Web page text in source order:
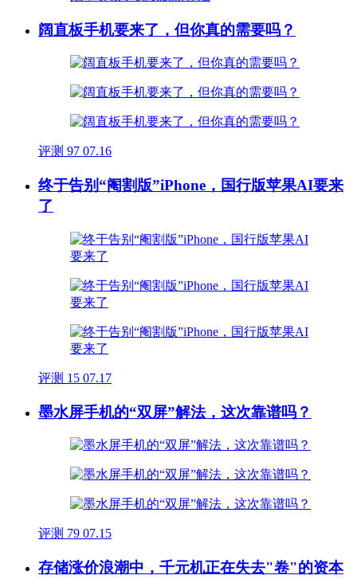
阔直板手机要来了，但你真的需要吗？
评测 97 07.16
终于告别“阉割版”iPhone，国行版苹果AI要来
了
评测 15 07.17
墨水屏手机的“双屏”解法，这次靠谱吗？
评测 79 07.15
存储涨价浪潮中，千元机正在失去"卷"的资本